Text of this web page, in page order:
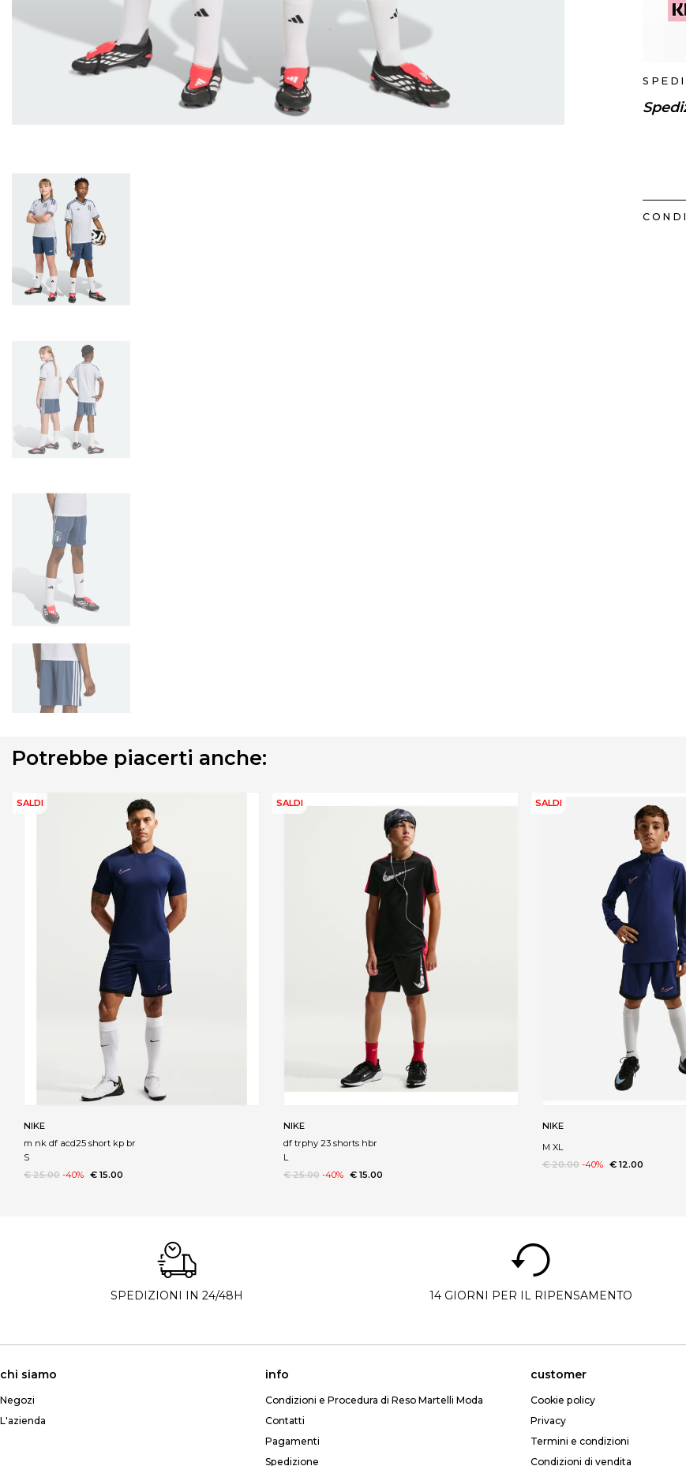
Potrebbe piacerti anche:
SALDI
NIKE
m nk df acd25 short kp br
S
€ 25.00 -40% € 15.00
SALDI
NIKE
df trphy 23 shorts hbr
L
€ 25.00 -40% € 15.00
SALDI
NIKE
M XL
€ 20.00 -40% € 12.00
SPEDIZIONI IN 24/48H 14 GIORNI PER IL RIPENSAMENTO
chi siamo
Negozi
L'azienda
info
Condizioni e Procedura di Reso Martelli Moda
Contatti
Pagamenti
Spedizione
customer
Cookie policy
Privacy
Termini e condizioni
Condizioni di vendita